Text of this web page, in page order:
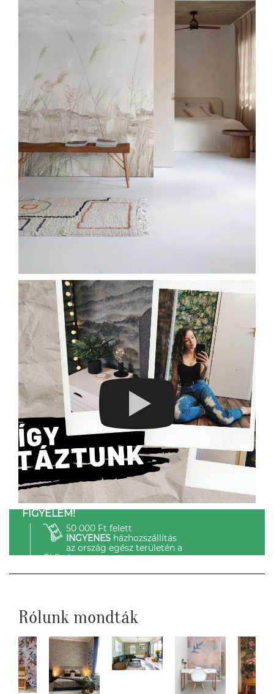
FIGYELEM!
50 000 Ft felett
INGYENESházhozszállítás
az ország egész területén a
GLS-el.
Rólunk mondták